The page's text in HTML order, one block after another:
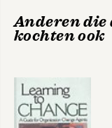
- nu wij nog
Anderen die
kochten ook